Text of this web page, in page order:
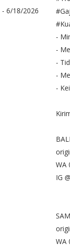
- 6/18/2026
-
-
-
-
-
WA
IG
WA